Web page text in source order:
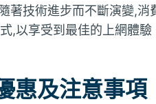
著技術進步而不斷演變,
,以享受到最佳的上網體驗
惠及注意事項